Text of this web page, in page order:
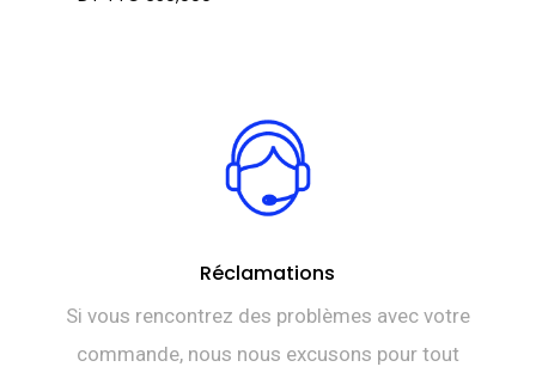
Réclamations
Si vous rencontrez des problèmes avec votre
commande, nous nous excusons pour tout